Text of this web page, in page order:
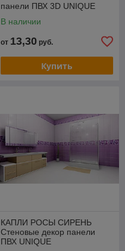
панели ПВХ 3D UNIQUE
В наличии
от 13,30 руб.
Купить
КАПЛИ РОСЫ СИРЕНЬ
Стеновые декор панели
ПВХ UNIQUE